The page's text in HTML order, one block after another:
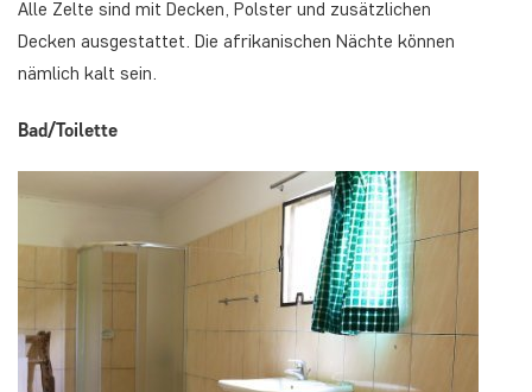
Alle Zelte sind mit Decken, Polster und zusätzlichen
Decken ausgestattet. Die afrikanischen Nächte können
nämlich kalt sein.
Bad/Toilette